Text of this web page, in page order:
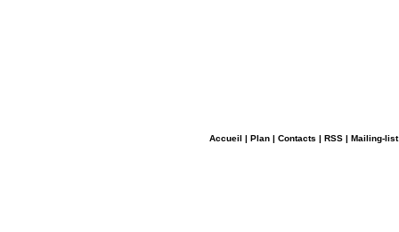
Accueil | Plan | Contacts | RSS | Mailing-list